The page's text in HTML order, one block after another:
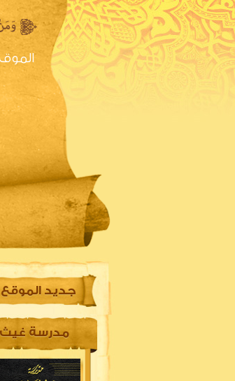
الصفحه
جديد الموقع
مدرسة غيث